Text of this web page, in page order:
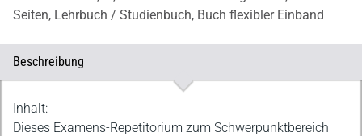
Seiten, Lehrbuch / Studienbuch, Buch flexibler Einband
Beschreibung
Beschreibung
Inhalt:
Dieses Examens-Repetitorium zum Schwerpunktbereich